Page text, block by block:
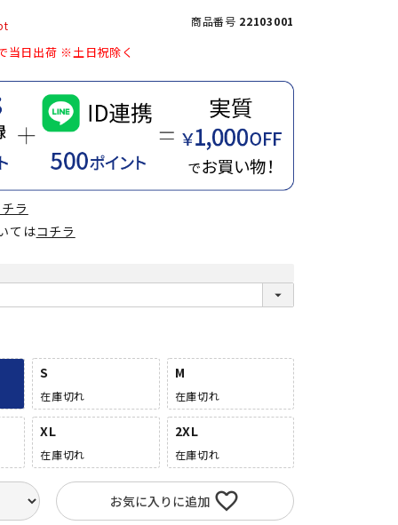
商品番号 22103001
当日出荷 ※土日祝除く
ラ
てはコチラ
S
在庫切れ
M
在庫切れ
XL
在庫切れ
2XL
在庫切れ
お気に入りに追加